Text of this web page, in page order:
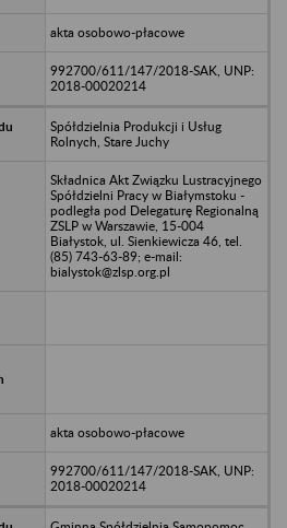
akta osobowo-płacowe
992700/611/147/2018-SAK, UNP:
2018-00020214
Spółdzielnia Produkcji i Usług
Rolnych, Stare Juchy
Składnica Akt Związku Lustracyjnego
Spółdzielni Pracy w Białymstoku -
podległa pod Delegaturę Regionalną
ZSLP w Warszawie, 15-004
Białystok, ul. Sienkiewicza 46, tel.
(85) 743-63-89; e-mail:
bialystok@zlsp.org.pl
akta osobowo-płacowe
992700/611/147/2018-SAK, UNP:
2018-00020214